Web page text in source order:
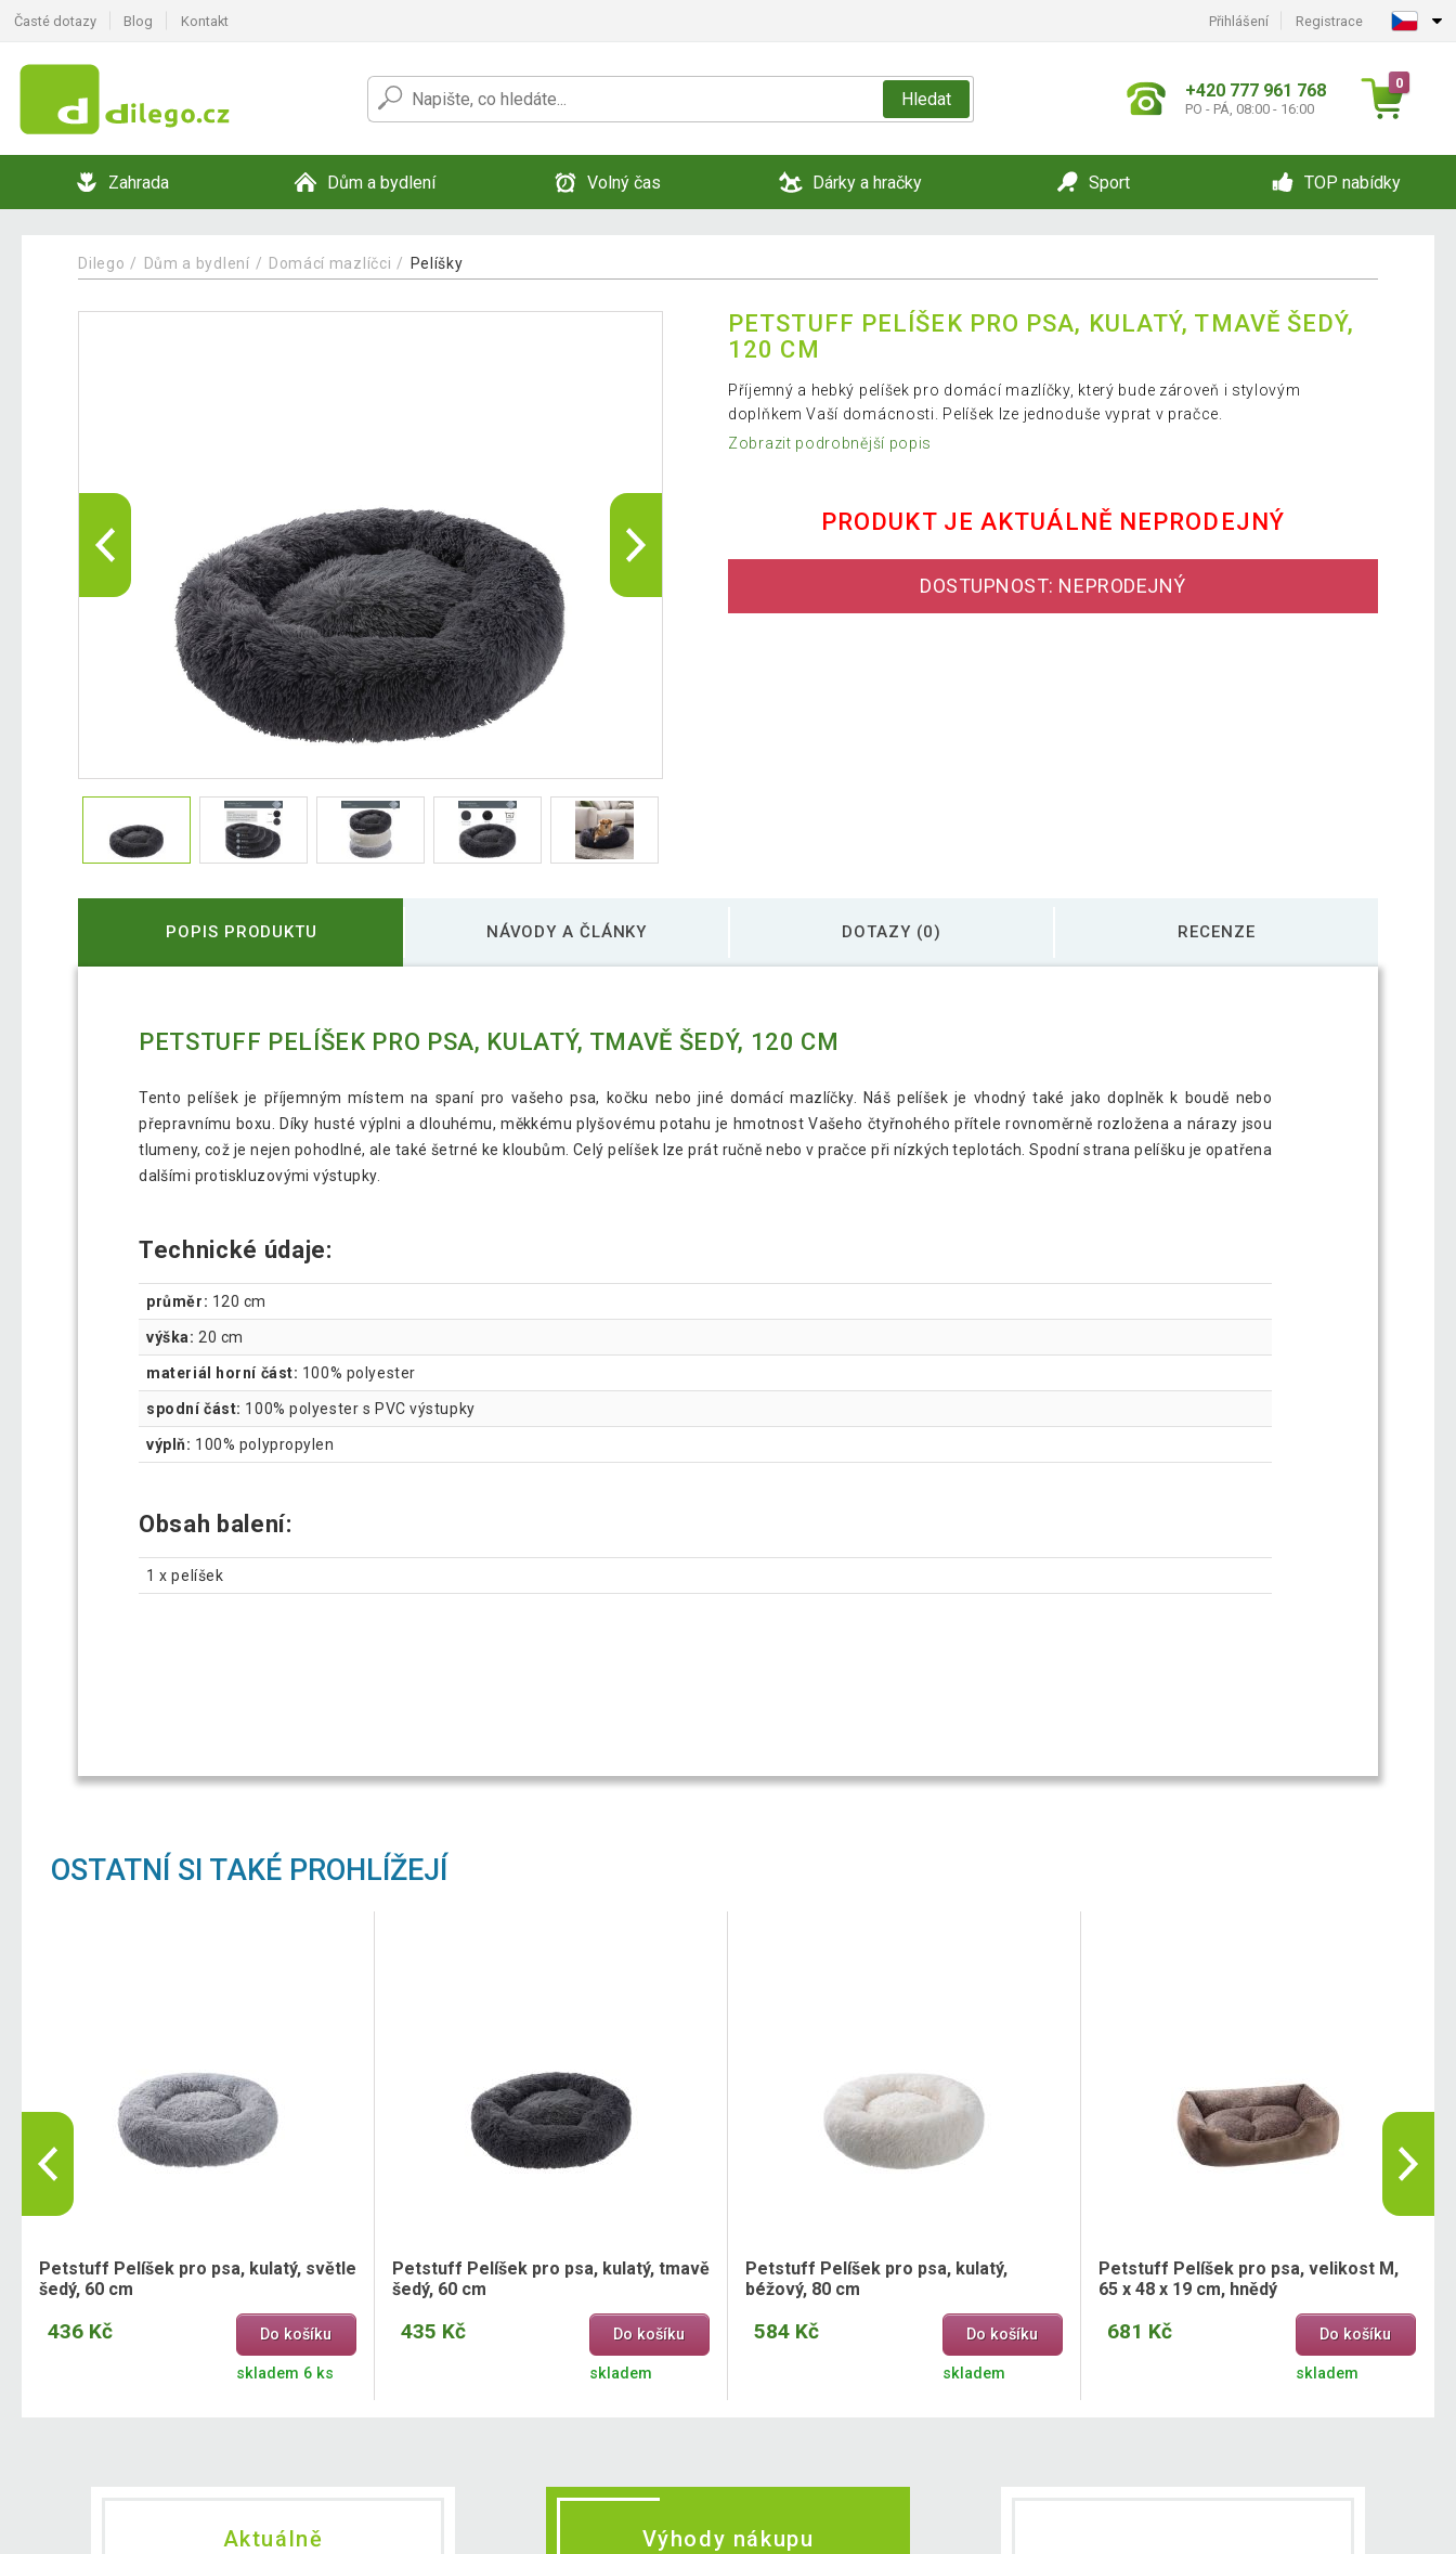
Časté dotazy Blog Kontakt Přihlášení Registrace
Hledat +420 777 961 768
PO - PÁ, 08:00 - 16:00
0
Zahrada Dům a bydlení Volný čas Dárky a hračky Sport TOP nabídky
Dilego Dům a bydlení Domácí mazlíčci Pelíšky
PETSTUFF PELÍŠEK PRO PSA, KULATÝ, TMAVĚ ŠEDÝ,
120 CM
Příjemný a hebký pelíšek pro domácí mazlíčky, který bude zároveň i stylovým
doplňkem Vaší domácnosti. Pelíšek lze jednoduše vyprat v pračce.
Zobrazit podrobnější popis
PRODUKT JE AKTUÁLNĚ NEPRODEJNÝ
DOSTUPNOST: NEPRODEJNÝ
POPIS PRODUKTU NÁVODY A ČLÁNKY DOTAZY (0) RECENZE
PETSTUFF PELÍŠEK PRO PSA, KULATÝ, TMAVĚ ŠEDÝ, 120 CM
Tento pelíšek je příjemným místem na spaní pro vašeho psa, kočku nebo jiné domácí mazlíčky. Náš pelíšek je vhodný také jako doplněk k boudě nebo
přepravnímu boxu. Díky husté výplni a dlouhému, měkkému plyšovému potahu je hmotnost Vašeho čtyřnohého přítele rovnoměrně rozložena a nárazy jsou
tlumeny, což je nejen pohodlné, ale také šetrné ke kloubům. Celý pelíšek lze prát ručně nebo v pračce při nízkých teplotách. Spodní strana pelíšku je opatřena
dalšími protiskluzovými výstupky.
Technické údaje:
průměr: 120 cm
výška: 20 cm
materiál horní část: 100% polyester
spodní část: 100% polyester s PVC výstupky
výplň: 100% polypropylen
Obsah balení:
1 x pelíšek
OSTATNÍ SI TAKÉ PROHLÍŽEJÍ
Petstuff Pelíšek pro psa, kulatý, světle
šedý, 60 cm
436 Kč Do košíku
skladem 6 ks
Petstuff Pelíšek pro psa, kulatý, tmavě
šedý, 60 cm
435 Kč Do košíku
skladem
Petstuff Pelíšek pro psa, kulatý,
béžový, 80 cm
584 Kč Do košíku
skladem
Petstuff Pelíšek pro psa, velikost M,
65 x 48 x 19 cm, hnědý
681 Kč Do košíku
skladem
Aktuálně Výhody nákupu